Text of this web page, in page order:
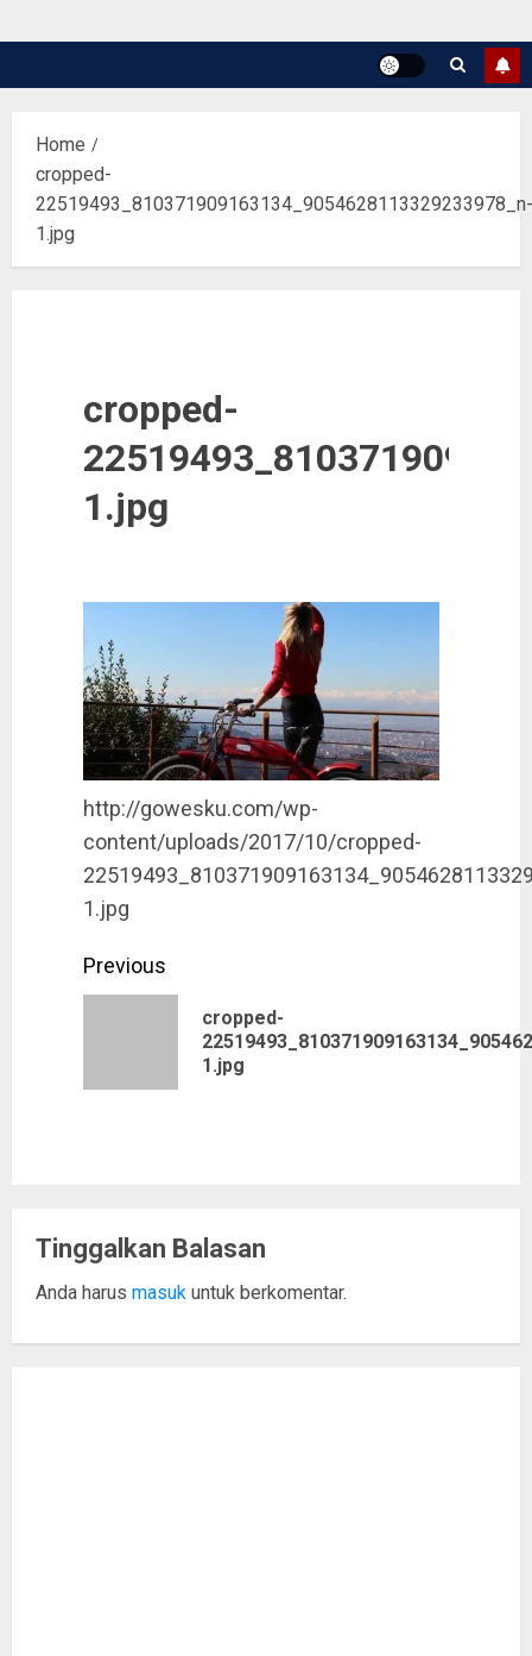
Home
cropped-
22519493_810371909163134_9054628113329233978_n-
1.jpg
cropped-
1.jpg
http://gowesku.com/wp-
content/uploads/2017/10/cropped-
1.jpg
Post
navigation
Previous
Previous
cropped-
1.jpg
Tinggalkan Balasan
Anda harus masuk untuk berkomentar.